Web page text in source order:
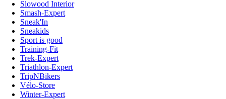
Slowood Interior
Smash-Expert
Sneak'In
Sneakids
Sport is good
Training-Fit
Trek-Expert
Triathlon-Expert
TripNBikers
Vélo-Store
Winter-Expert